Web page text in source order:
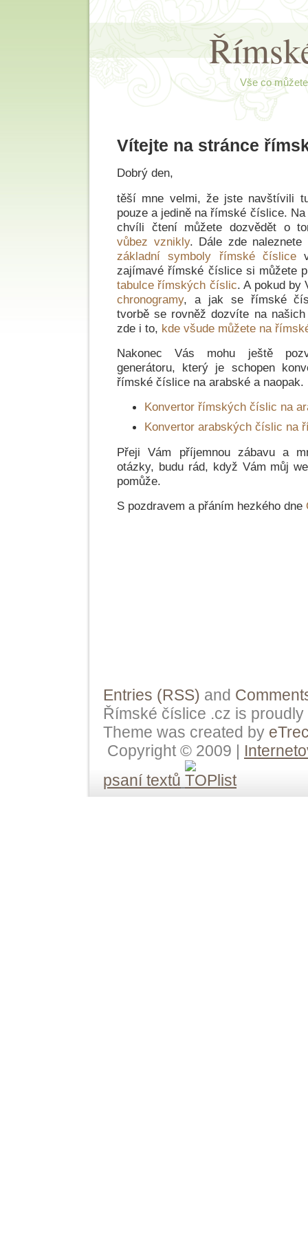
Vše co
Vítejte na stránce
Dobrý den,
těší mne velmi, že jste navštívili
pouze a jedině na římské číslice.
chvíli čtení můžete dozvědět o
vůbez vznikly. Dále zde
základní symboly římské číslice
zajímavé římské číslice si můžete
tabulce římských číslic. A pokud by
chronogramy, a jak se římské
tvorbě se rovněž dozvíte na
zde i to, kde všude můžete na
Nakonec Vás mohu ještě
generátoru, který je schopen
římské číslice na arabské a naopak.
Konvertor římských číslic na
Konvertor arabských číslic na
Přeji Vám příjemnou zábavu a
otázky, budu rád, když Vám můj
pomůže.
S pozdravem a přáním hezkého dne
Entries (RSS) and
Římské číslice .cz is
Theme was created by
Copyright © 2009 |
psaní textů